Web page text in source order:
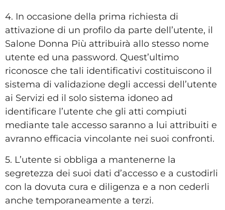
4. In occasione della prima richiesta di
attivazione di un profilo da parte dell’utente, il
Salone Donna Più attribuirà allo stesso nome
utente ed una password. Quest’ultimo
riconosce che tali identificativi costituiscono il
sistema di validazione degli accessi dell’utente
ai Servizi ed il solo sistema idoneo ad
identificare l’utente che gli atti compiuti
mediante tale accesso saranno a lui attribuiti e
avranno efficacia vincolante nei suoi confronti.
5. L’utente si obbliga a mantenerne la
segretezza dei suoi dati d’accesso e a custodirli
con la dovuta cura e diligenza e a non cederli
anche temporaneamente a terzi.